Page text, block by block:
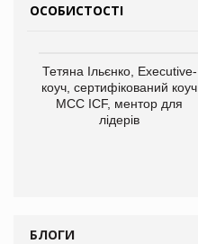
ОСОБИСТОСТІ
Тетяна Ільєнко, Executive-
коуч, сертифікований коуч
МСС ICF, ментор для
лідерів
БЛОГИ